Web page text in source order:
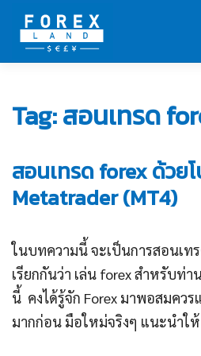
content
Tag:สอนเทรด
สอนเทรด forex ด้วย
Metatrader (MT4)
ในบทความนี้ จะเป็นการสอนเ
เรียกกันว่า เล่น forex สำหรับท่
นี้ คงได้รู้จัก Forex มาพอสมควร
มากก่อน มือใหม่จริงๆ แนะนำใ